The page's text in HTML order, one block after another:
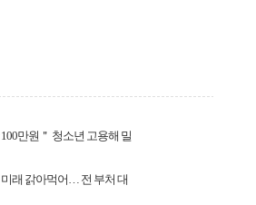
만원＂ 청소년 고용해 밀
미래 갉아먹어… 전 부처 대